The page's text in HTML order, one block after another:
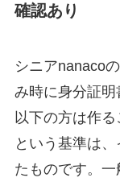
確認あり
シニアnanaco
み時に身分証
以下の方は作る
という基準は
たものです。